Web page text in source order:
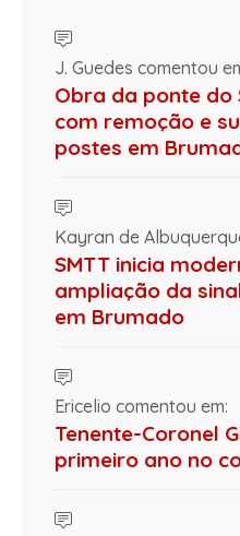
J. Guedes comentou
Obra da ponte do
com remoção e
postes em
Kayran de
SMTT inicia
ampliação da
em Brumado
Ericelio comentou em:
Tenente-Coronel
primeiro ano no